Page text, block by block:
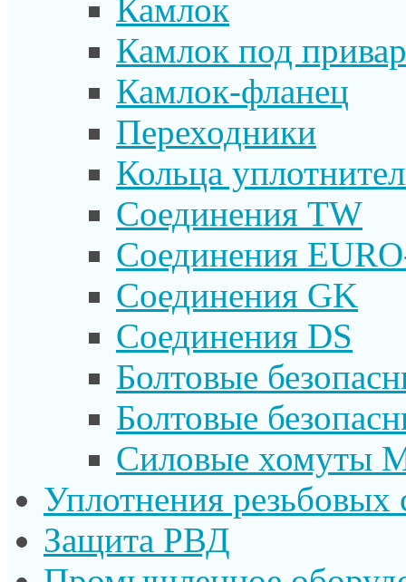
Камлок
Камлок под
Камлок-фланец
Переходники
Кольца
Соединения TW
Соединения
Соединения GK
Соединения DS
Болтовые
Болтовые
Силовые хомуты
Уплотнения резьбовых
Защита РВД